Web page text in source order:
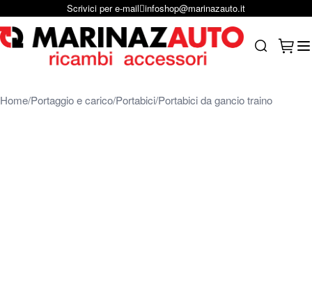
Salta al contenutoScrivici per e-mail infoshop@marinazauto.it
Home Portaggio e carico Portabici Portabici da gancio traino